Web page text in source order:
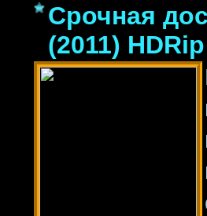
Срочная
(2011) HDRip